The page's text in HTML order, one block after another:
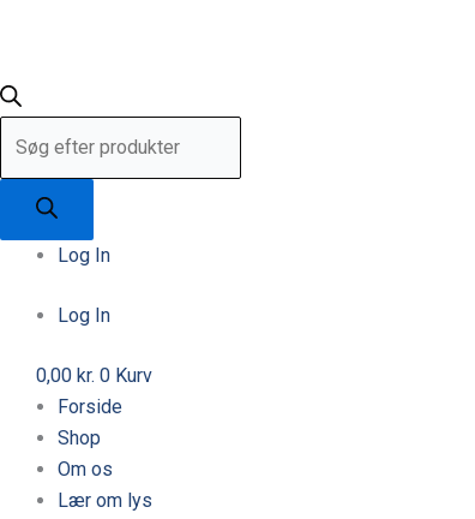
Log In
Log In
0,00 kr. 0 Kurv
Forside
Shop
Om os
Lær om lys